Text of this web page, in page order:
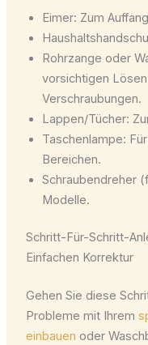
Eimer: Zum
Rohrzange oder
vorsichtigen
Verschraubungen.
Lappen/Tücher:
Taschenlampe:
Bereichen.
Schraubendreher
Modelle.
Schritt-Für-Schritt-
Einfachen Korrektur
Gehen Sie diese
Probleme mit Ihrem
einbauen oder